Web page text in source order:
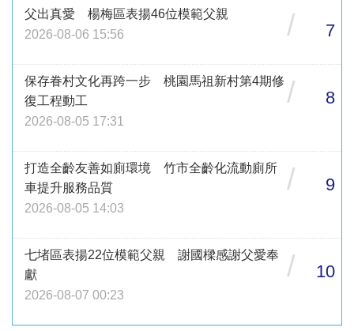
父出真愛 楊梅區表揚46位模範父親
2026-08-06 15:56
/ 7
保存眷村文化再跨一步 桃園馬祖新村第4期修
復工程動工
2026-08-05 17:31
/ 8
打造全齡友善如廁環境 竹市全齡化流動廁所
車提升服務品質
2026-08-05 14:03
/ 9
七堵區表揚22位模範父親 謝國樑感謝父愛奉
獻
2026-08-07 00:23
/ 10